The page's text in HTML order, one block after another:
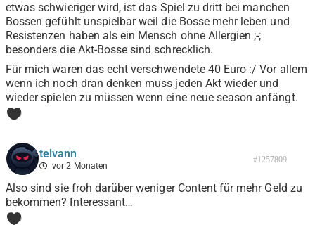
etwas schwieriger wird, ist das Spiel zu dritt bei manchen
Bossen gefühlt unspielbar weil die Bosse mehr leben und
Resistenzen haben als ein Mensch ohne Allergien ;-;
besonders die Akt-Bosse sind schrecklich.
Für mich waren das echt verschwendete 40 Euro :/ Vor allem
wenn ich noch dran denken muss jeden Akt wieder und
wieder spielen zu müssen wenn eine neue season anfängt.
0
telvann
vor 2 Monaten
#1257809
Also sind sie froh darüber weniger Content für mehr Geld zu
bekommen? Interessant…
0